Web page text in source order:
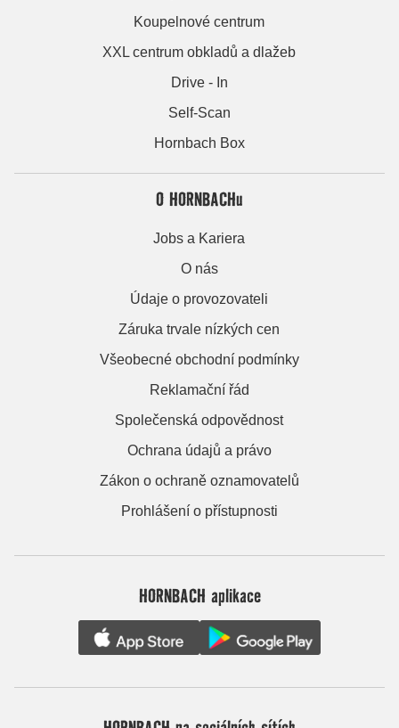
Koupelnové centrum
XXL centrum obkladů a dlažeb
Drive - In
Self-Scan
Hornbach Box
O HORNBACHu
Jobs a Kariera
O nás
Údaje o provozovateli
Záruka trvale nízkých cen
Všeobecné obchodní podmínky
Reklamační řád
Společenská odpovědnost
Ochrana údajů a právo
Zákon o ochraně oznamovatelů
Prohlášení o přístupnosti
HORNBACH aplikace